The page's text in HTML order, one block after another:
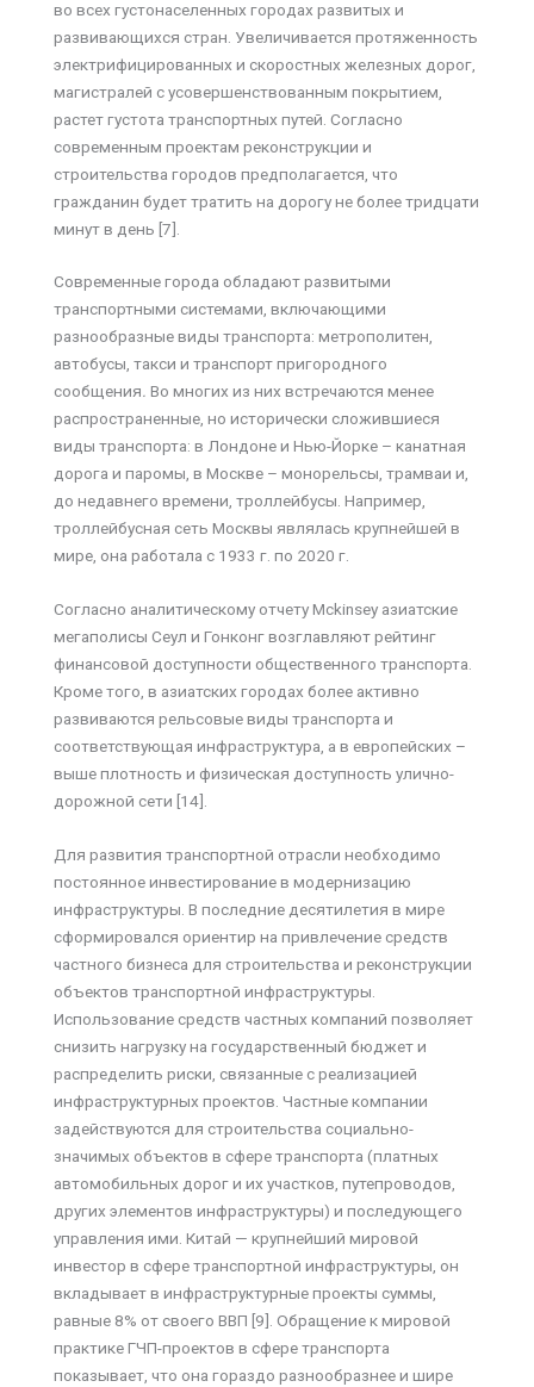
во всех густонаселенных городах развитых и
развивающихся стран. Увеличивается протяженность
электрифицированных и скоростных железных дорог,
магистралей с усовершенствованным покрытием,
растет густота транспортных путей. Согласно
современным проектам реконструкции и
строительства городов предполагается, что
гражданин будет тратить на дорогу не более тридцати
минут в день [7].
Современные города обладают развитыми
транспортными системами, включающими
разнообразные виды транспорта: метрополитен,
автобусы, такси и транспорт пригородного
сообщения. Во многих из них встречаются менее
распространенные, но исторически сложившиеся
виды транспорта: в Лондоне и Нью-Йорке – канатная
дорога и паромы, в Москве – монорельсы, трамваи и,
до недавнего времени, троллейбусы. Например,
троллейбусная сеть Москвы являлась крупнейшей в
мире, она работала с 1933 г. по 2020 г.
Согласно аналитическому отчету Мckinsey азиатские
мегаполисы Сеул и Гонконг возглавляют рейтинг
финансовой доступности общественного транспорта.
Кроме того, в азиатских городах более активно
развиваются рельсовые виды транспорта и
соответствующая инфраструктура, а в европейских –
выше плотность и физическая доступность улично-
дорожной сети [14].
Для развития транспортной отрасли необходимо
постоянное инвестирование в модернизацию
инфраструктуры. В последние десятилетия в мире
сформировался ориентир на привлечение средств
частного бизнеса для строительства и реконструкции
объектов транспортной инфраструктуры.
Использование средств частных компаний позволяет
снизить нагрузку на государственный бюджет и
распределить риски, связанные с реализацией
инфраструктурных проектов. Частные компании
задействуются для строительства социально-
значимых объектов в сфере транспорта (платных
автомобильных дорог и их участков, путепроводов,
других элементов инфраструктуры) и последующего
управления ими. Китай — крупнейший мировой
инвестор в сфере транспортной инфраструктуры, он
вкладывает в инфраструктурные проекты суммы,
равные 8% от своего ВВП [9]. Обращение к мировой
практике ГЧП-проектов в сфере транспорта
показывает, что она гораздо разнообразнее и шире